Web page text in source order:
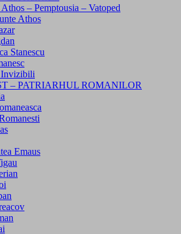
– Pemptousia – Vatoped
Athos
Stanescu
– PATRIARHUL ROMANILOR
Emaus